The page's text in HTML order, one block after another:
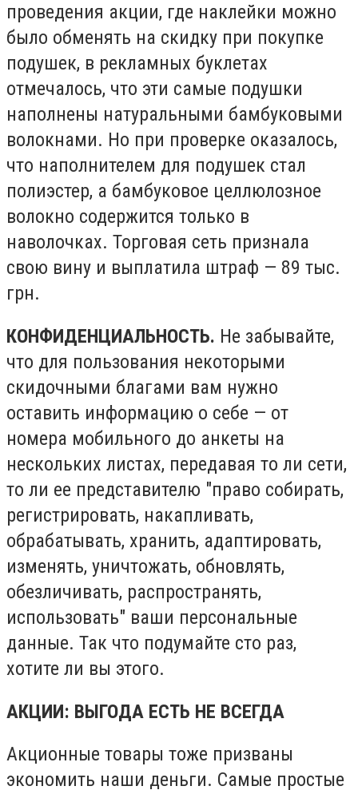
проведения акции, где наклейки можно
было обменять на скидку при покупке
подушек, в рекламных буклетах
отмечалось, что эти самые подушки
наполнены натуральными бамбуковыми
волокнами. Но при проверке оказалось,
что наполнителем для подушек стал
полиэстер, а бамбуковое целлюлозное
волокно содержится только в
наволочках. Торговая сеть признала
свою вину и выплатила штраф — 89 тыс.
грн.
КОНФИДЕНЦИАЛЬНОСТЬ. Не забывайте,
что для пользования некоторыми
скидочными благами вам нужно
оставить информацию о себе — от
номера мобильного до анкеты на
нескольких листах, передавая то ли сети,
то ли ее представителю "право собирать,
регистрировать, накапливать,
обрабатывать, хранить, адаптировать,
изменять, уничтожать, обновлять,
обезличивать, распространять,
использовать" ваши персональные
данные. Так что подумайте сто раз,
хотите ли вы этого.
АКЦИИ: ВЫГОДА ЕСТЬ НЕ ВСЕГДА
Акционные товары тоже призваны
экономить наши деньги. Самые простые